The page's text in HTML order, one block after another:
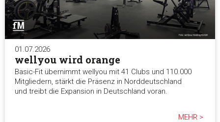
01.07.2026
wellyou wird orange
Basic-Fit übernimmt wellyou mit 41 Clubs und 110.000
Mitgliedern, stärkt die Präsenz in Norddeutschland
und treibt die Expansion in Deutschland voran.
MEHR >